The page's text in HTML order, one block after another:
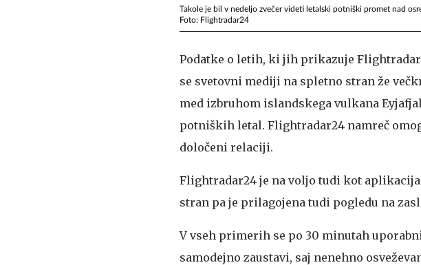
Takole je bil v nedeljo zvečer videti letalski potniški promet nad
Foto: Flightradar24
Podatke o letih, ki jih prikazuje
se svetovni mediji na spletno stran že
med izbruhom islandskega vulkana
potniških letal. Flightradar24 namreč
določeni relaciji.
Flightradar24 je na voljo tudi kot aplikacija
stran pa je prilagojena tudi pogledu na
V vseh primerih se po 30 minutah
samodejno zaustavi, saj nenehno